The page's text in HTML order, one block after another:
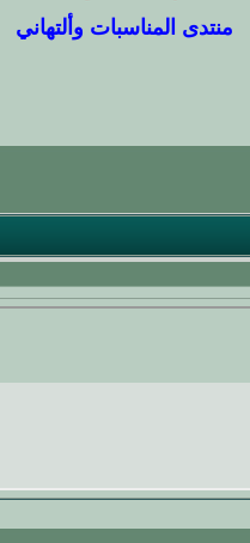
منتدى المناسبات وألتهاني